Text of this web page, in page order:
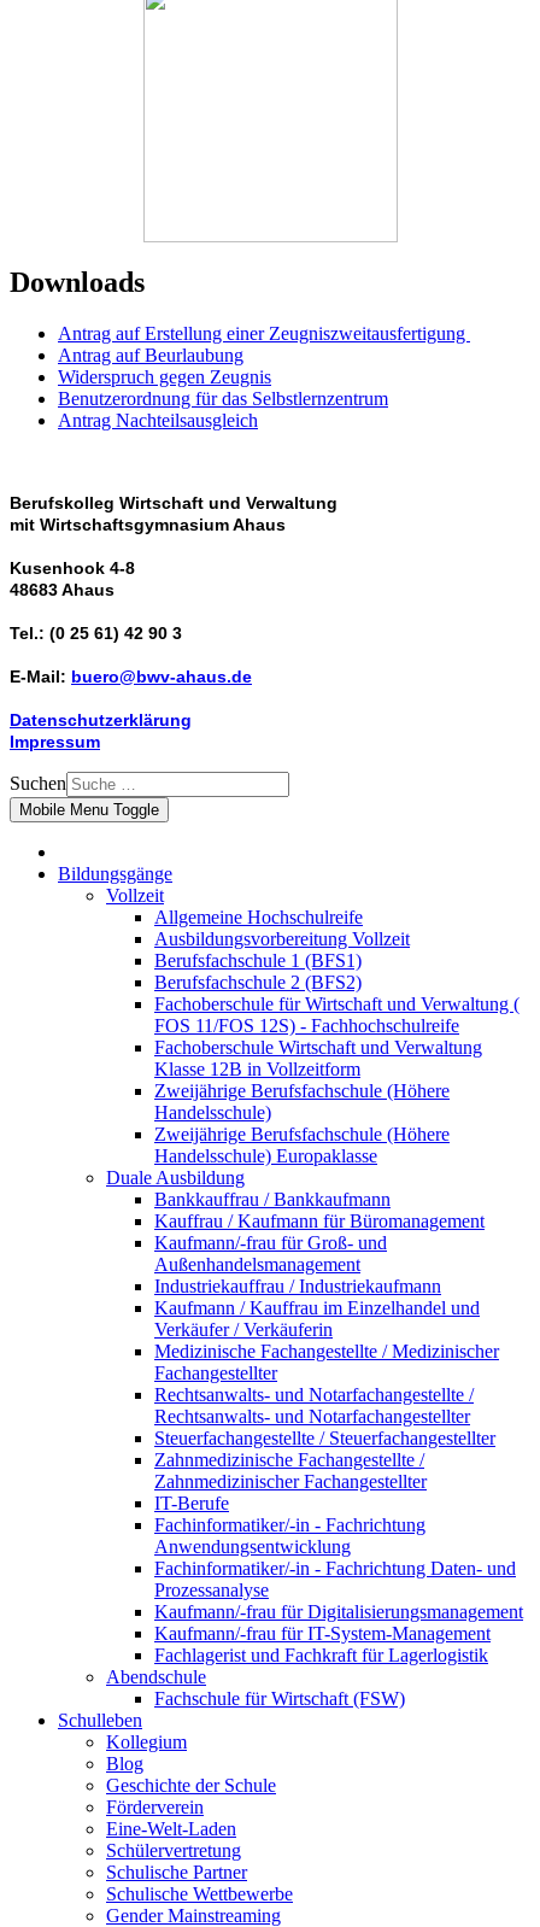
Downloads
Antrag auf Erstellung einer Zeugniszweitausfertigung
Antrag auf Beurlaubung
Widerspruch gegen Zeugnis
Benutzerordnung für das Selbstlernzentrum
Antrag Nachteilsausgleich
Berufskolleg Wirtschaft und Verwaltung
mit Wirtschaftsgymnasium Ahaus
Kusenhook 4-8
48683 Ahaus
Tel.: (0 25 61) 42 90 3
E-Mail: buero@bwv-ahaus.de
Datenschutzerklärung
Impressum
Suchen
Mobile Menu Toggle
Bildungsgänge
Vollzeit
Allgemeine Hochschulreife
Ausbildungsvorbereitung Vollzeit
Berufsfachschule 1 (BFS1)
Berufsfachschule 2 (BFS2)
Fachoberschule für Wirtschaft und Verwaltung (
FOS 11/FOS 12S) - Fachhochschulreife
Fachoberschule Wirtschaft und Verwaltung
Klasse 12B in Vollzeitform
Zweijährige Berufsfachschule (Höhere
Handelsschule)
Zweijährige Berufsfachschule (Höhere
Handelsschule) Europaklasse
Duale Ausbildung
Bankkauffrau / Bankkaufmann
Kauffrau / Kaufmann für Büromanagement
Kaufmann/-frau für Groß- und
Außenhandelsmanagement
Industriekauffrau / Industriekaufmann
Kaufmann / Kauffrau im Einzelhandel und
Verkäufer / Verkäuferin
Medizinische Fachangestellte / Medizinischer
Fachangestellter
Rechtsanwalts- und Notarfachangestellte /
Rechtsanwalts- und Notarfachangestellter
Steuerfachangestellte / Steuerfachangestellter
Zahnmedizinische Fachangestellte /
Zahnmedizinischer Fachangestellter
IT-Berufe
Fachinformatiker/-in - Fachrichtung
Anwendungsentwicklung
Fachinformatiker/-in - Fachrichtung Daten- und
Prozessanalyse
Kaufmann/-frau für Digitalisierungsmanagement
Kaufmann/-frau für IT-System-Management
Fachlagerist und Fachkraft für Lagerlogistik
Abendschule
Fachschule für Wirtschaft (FSW)
Schulleben
Kollegium
Blog
Geschichte der Schule
Förderverein
Eine-Welt-Laden
Schülervertretung
Schulische Partner
Schulische Wettbewerbe
Gender Mainstreaming